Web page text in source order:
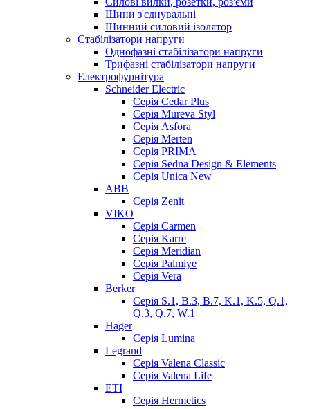
Шини з'єднувальні
Шинний силовий ізолятор
Стабілізатори напруги
Однофазні стабілізатори напруги
Трифазні стабілізатори напруги
Електрофурнітура
Schneider Electric
Серія Cedar Plus
Серія Mureva Styl
Серія Asfora
Серія Merten
Серія PRIMA
Серія Sedna Design & Elements
Серія Unica New
ABB
Серія Zenit
VIKO
Серія Сarmen
Серія Karre
Серія Meridian
Серія Palmiye
Серія Vera
Berker
Серія S.1, B.3, B.7, K.1, K.5, Q.1,
Q.3, Q.7, W.1
Hager
Серія Lumina
Legrand
Серія Valena Classic
Серія Valena Life
ETI
Серія Hermetics